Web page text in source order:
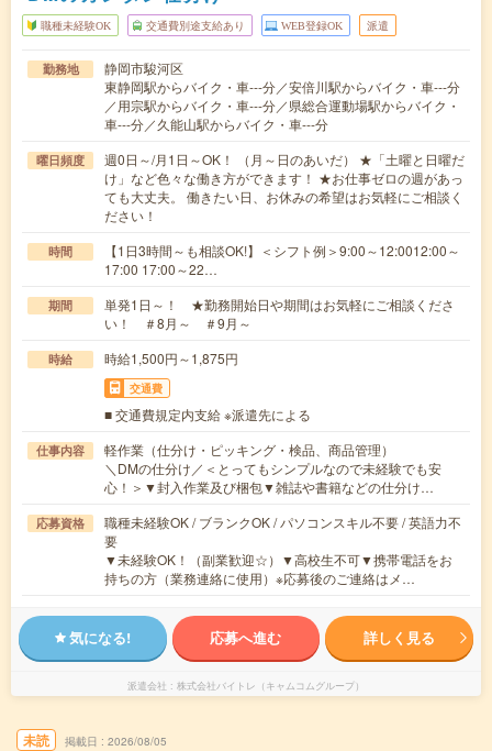
職種未経験OK 交通費別途支給あり WEB登録OK 派遣
勤務地
静岡市駿河区
東静岡駅からバイク・車---分／安倍川駅からバイク・車---分
／用宗駅からバイク・車---分／県総合運動場駅からバイク・
車---分／久能山駅からバイク・車---分
曜日頻度
週0日～/月1日～OK！ （月～日のあいだ） ★「土曜と日曜だ
け」など色々な働き方ができます！ ★お仕事ゼロの週があっ
ても大丈夫。 働きたい日、お休みの希望はお気軽にご相談く
ださい！
時間
【1日3時間～も相談OK!】＜シフト例＞9:00～12:0012:00～
17:00 17:00～22…
期間
単発1日～！ ★勤務開始日や期間はお気軽にご相談くださ
い！ ＃8月～ ＃9月～
時給 時給1,500円～1,875円
交通費
■ 交通費規定内支給 ※派遣先による
仕事内容
軽作業（仕分け・ピッキング・検品、商品管理）
＼DMの仕分け／＜とってもシンプルなので未経験でも安
心！＞▼封入作業及び梱包▼雑誌や書籍などの仕分け…
応募資格
職種未経験OK / ブランクOK / パソコンスキル不要 / 英語力不
要
▼未経験OK！（副業歓迎☆）▼高校生不可▼携帯電話をお
持ちの方（業務連絡に使用）※応募後のご連絡はメ…
気になる! 応募へ進む 詳しく見る
派遣会社 株式会社バイトレ（キャムコムグループ）
未読 掲載日 2026/08/05